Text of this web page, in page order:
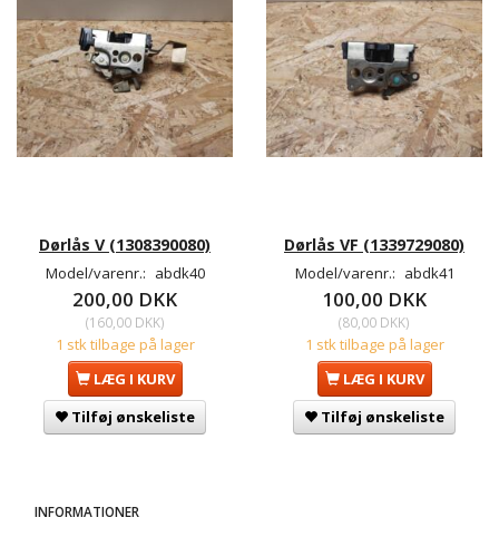
Dørlås V (1308390080)
Model/varenr.: abdk40
200,00 DKK
(160,00 DKK)
1 stk tilbage på lager
LÆG I KURV
Tilføj ønskeliste
Dørlås VF (1339729080)
Model/varenr.: abdk41
100,00 DKK
(80,00 DKK)
1 stk tilbage på lager
LÆG I KURV
Tilføj ønskeliste
INFORMATIONER